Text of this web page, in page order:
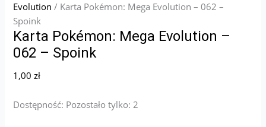
Evolution / Karta Pokémon: Mega Evolution – 062 –
Spoink
Karta Pokémon: Mega Evolution –
062 – Spoink
1,00zł
Dostępność: Pozostało tylko: 2